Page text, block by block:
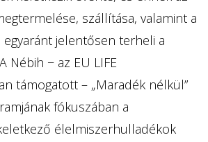
szállítása, valamint a
jelentősen terheli a
Nébih − az EU LIFE
támogatott – „Maradék nélkül”
fókuszában a
élelmiszerhulladékok